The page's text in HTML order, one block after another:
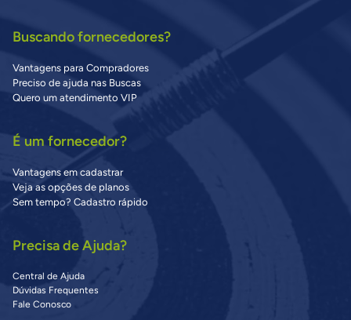
Buscando fornecedores?
Vantagens para Compradores
Preciso de ajuda nas Buscas
Quero um atendimento VIP
É um fornecedor?
Vantagens em cadastrar
Veja as opções de planos
Sem tempo? Cadastro rápido
Precisa de Ajuda?
Central de Ajuda
Dúvidas Frequentes
Fale Conosco